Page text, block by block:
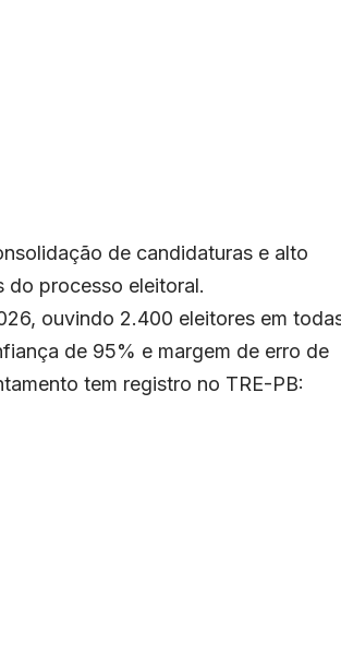
de candidaturas e alto
do processo eleitoral.
ouvindo 2.400 eleitores em
de 95% e margem de erro de
tem registro no TRE-PB: